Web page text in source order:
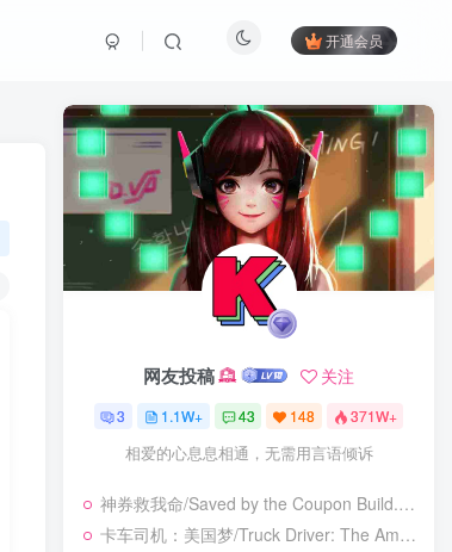
开通会员
网友投稿 关注
3 1.1W+ 43 148 371W+
相爱的心息息相通，无需用言语倾诉
神券救我命/Saved by the Coupon Build.23925962|休闲益智|容量273B|免安装绿色中文版
卡车司机：美国梦/Truck Driver: The American Dream Build.24390879|模拟经营|容量19.5GB|免安装绿色中文版